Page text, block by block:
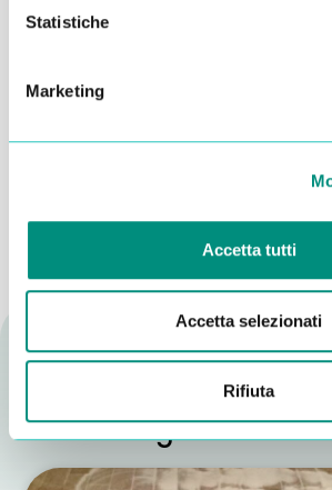
Statistiche
Marketing
Accetta tutti
Accetta selezionati
Rifiuta
Dichiaro di aver letto la
e
Altri consigli utili